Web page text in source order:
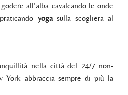
all’alba cavalcando le onde
yogasulla scogliera al
nella città del 24/7 non-
York abbraccia sempre di più la